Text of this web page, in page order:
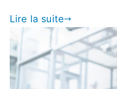
Lire la suite